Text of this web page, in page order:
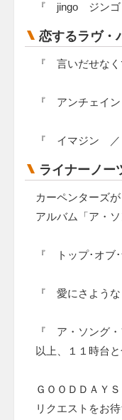
『 jingo ジン
恋するラヴ・
『 言いだせな
『 アンチェイ
『 イマジン
ライナーノー
カーペンターズ
アルバム「ア・
『 トップ･オブ
『 愛にさよう
『 ア・ソング
以上、１１時台
ＧＯＯＤＤＡＹ
リクエストをお待